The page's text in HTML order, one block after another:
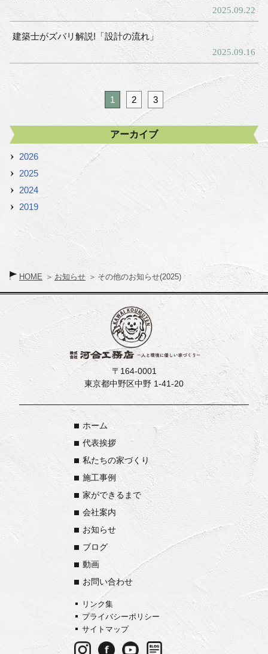
HOME お知らせ その他のお知らせ(2025)
2025.09.22
建築士がズバリ解説!「設計の流れ」
2025.09.16
1 2 3
アーカイブ
2026
2025
2024
2019
〒164-0001
東京都中野区中野 1-41-20
ホーム
代表挨拶
私たちの家づくり
施工事例
家ができるまで
会社案内
お知らせ
ブログ
動画
お問い合わせ
リンク集
プライバシーポリシー
サイトマップ